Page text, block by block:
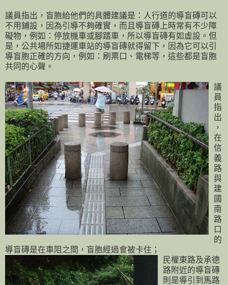
議員指出，盲胞給他們的具體建議是：人行道的導盲磚可以
不用鋪設，因為引導不夠確實，而且導盲磚上時常有不少障
礙物，例如：停放機車或腳踏車，所以導盲磚有如虛設。但
是，公共場所如捷運車站的導盲磚就得留下，因為它可以引
導盲胞正確的方向，例如：刷票口、電梯等，這些都是盲胞
共同的心聲。
議
員
指
出
，
在
信
義
路
與
建
國
南
路
口
的
導盲磚是在車阻之間，盲胞經過會被卡住；
民權東路及承德
路附近的導盲磚
則是導引到馬路